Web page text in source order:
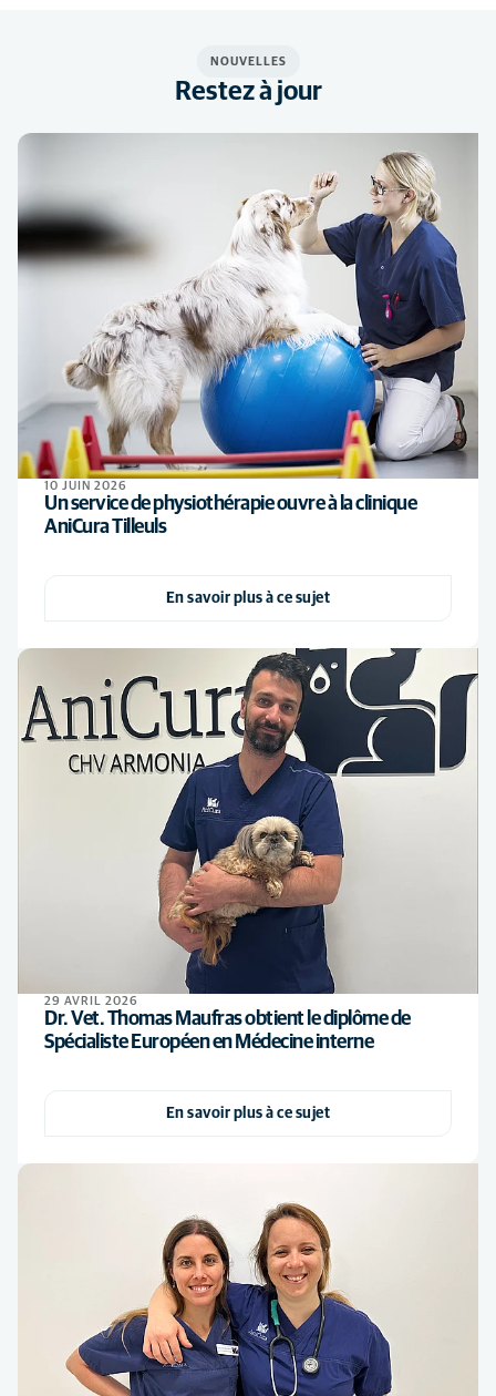
NOUVELLES
Restez à jour
10 JUIN 2026
Un service de physiothérapie ouvre à la clinique
AniCura Tilleuls
En savoir plus à ce sujet
29 AVRIL 2026
Dr. Vet. Thomas Maufras obtient le diplôme de
Spécialiste Européen en Médecine interne
En savoir plus à ce sujet